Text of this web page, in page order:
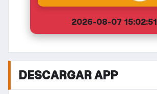
2026-08-07 15:02:51
DESCARGAR APP